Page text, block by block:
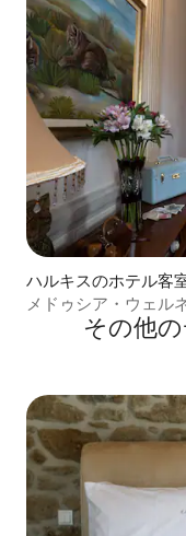
ハルキスのホテル客
メドゥシア・ウェル
その他